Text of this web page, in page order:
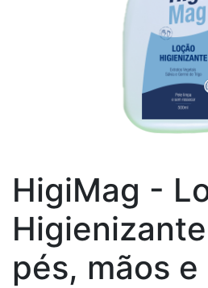
HigiMag -
pés, mãos e